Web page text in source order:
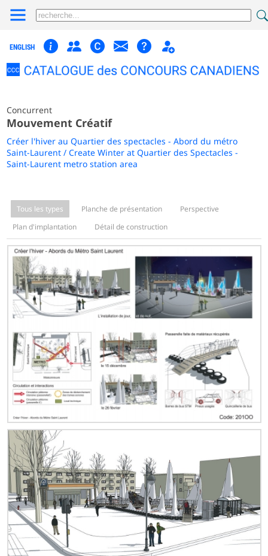
ENGLISH
Concurrent
Mouvement Créatif
Créer l'hiver au Quartier des spectacles - Abord du métro
Saint-Laurent / Create Winter at Quartier des Spectacles -
Saint-Laurent metro station area
Tous les types Planche de présentation
Perspective
Plan d'implantation
Détail de construction